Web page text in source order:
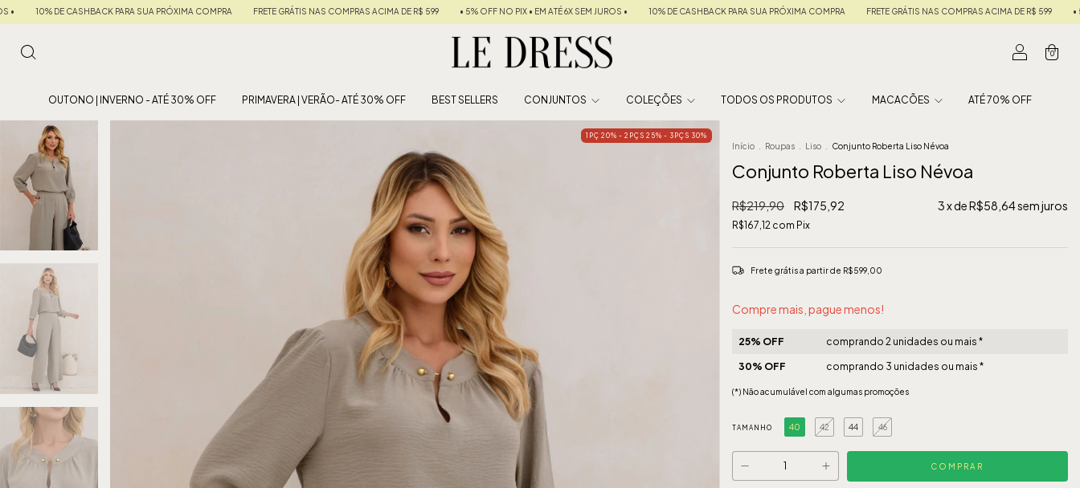
COMPRA FRETE GRÁTIS NAS COMPRAS ACIMA DE R$ 599 • 5% OFF NO PIX • EM ATÉ 6X SEM JUROS • 10% DE CASHBACK PARA SUA PRÓXIMA COMPRA FRETE GRÁTIS NAS COMPRAS ACIMA DE R$ 599 • 5% OFF NO PIX • EM ATÉ 6X SEM JUROS •
0
OUTONO | INVERNO - ATÉ 30% OFF PRIMAVERA | VERÃO- ATÉ 30% OFF BEST SELLERS CONJUNTOS COLEÇÕES TODOS OS PRODUTOS MACACÕES ATÉ 70% OFF
1PÇ 20% - 2PÇS 25% - 3PÇS 30%
Início Roupas Liso Conjunto Roberta Liso Névoa
Conjunto Roberta Liso Névoa
R$219,90 R$175,92 3x deR$58,64sem juros
R$167,12 com Pix
Frete grátisa partir de R$599,00
Compre mais, pague menos!
25% OFF comprando 2 unidades ou mais *
30% OFF comprando 3 unidades ou mais *
(*) Não acumulável com algumas promoções
TAMANHO 40 42 44 46